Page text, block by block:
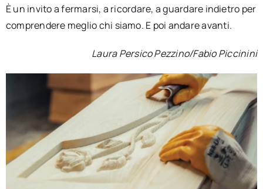
È un invito a fermarsi, a ricordare, a guardare indietro per
comprendere meglio chi siamo. E poi andare avanti.
Laura Persico Pezzino/Fabio Piccinini